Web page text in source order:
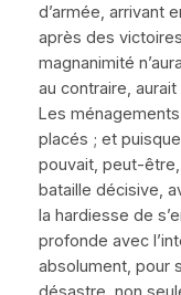
d’armée, arrivant
après des
magnanimité
au contraire,
Les
placés ; et
pouvait, peut-
bataille décisive,
la hardiesse de
profonde avec
absolument, pour